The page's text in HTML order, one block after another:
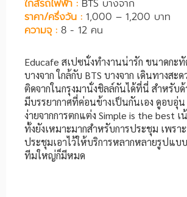
ใกล้รถไฟฟ้า : BTS บางจาก
ราคา/ครึ่งวัน : 1,000 – 1,200 บาท
ความจุ : 8 - 12 คน
Educafe สเปซนั่งทำงานน่ารัก ขนาดกะ
บางจาก ใกล้กับ BTS บางจาก เดินทางสะ
ติดจากในกรุงมานั่งชิลล์กันได้ที่นี่ สำหรับ
มีบรรยากาศที่ค่อนข้างเป็นกันเอง ดูอบอุ่น
ง่ายจากการตกแต่ง Simple is the best
ทั้งยังเหมาะมากสำหรับการประชุม เพรา
ประชุมเอาไว้ให้บริการหลากหลายรูปแบ
ทีมใหญ่ก็มีหมด